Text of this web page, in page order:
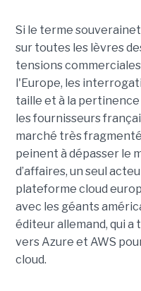
Si le terme
sur toutes les lèvres
tensions
l'Europe, les
taille et à la
les fournisseurs
marché très
peinent à dépasser le
d’affaires, un seul
plateforme cloud
avec les géants
éditeur allemand, qui
vers Azure et AWS
cloud.